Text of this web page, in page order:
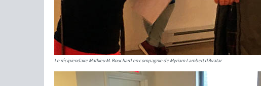
Le récipiendaire Mathieu M. Bouchard en compagnie de Myriam Lambert d’Avatar